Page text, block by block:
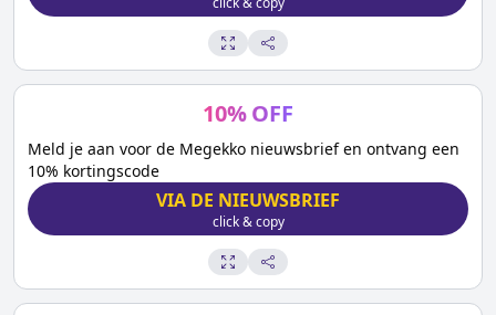
10%OFF
Meld je aan voor de Megekko nieuwsbrief en ontvang een
10% kortingscode
VIA DE NIEUWSBRIEF
click & copy